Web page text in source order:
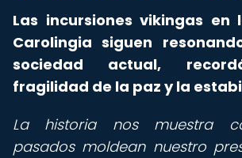
Las incursiones vikingas en
Carolingia siguen
sociedad actual,
fragilidad de la paz y la
La historia nos muestra
pasados ​​moldean nuestro